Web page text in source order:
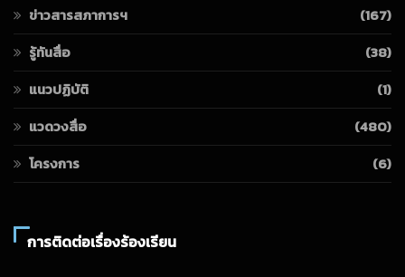
ข่าวสารสภาการฯ
(167)
รู้ทันสื่อ
(38)
แนวปฏิบัติ
(1)
แวดวงสื่อ
(480)
โครงการ
(6)
การติดต่อเรื่องร้องเรียน